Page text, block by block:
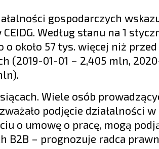
gospodarczych
Według stanu na 1
około 57 tys. więcej niż przed
(2019-01-01 – 2,405 mln,
Wiele osób
podjęcie działalności
o umowę o pracę, mogą
B2B – prognozuje radca